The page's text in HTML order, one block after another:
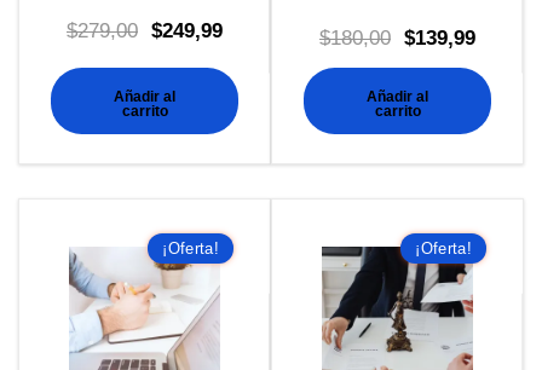
$279,00 El
precio
original
era:
$249,99El
actual
es:
Añadir al
carrito
$180,00 El
precio
original
$139,99El
precio
actual
Añadir al
carrito
¡Oferta! ¡Oferta!